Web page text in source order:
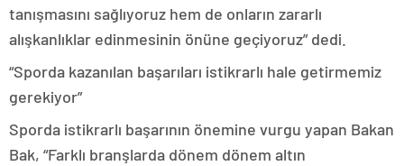
tanışmasını sağlıyoruz hem de onların zararlı
alışkanlıklar edinmesinin önüne geçiyoruz” dedi.
“Sporda kazanılan başarıları istikrarlı hale getirmemiz
gerekiyor”
Sporda istikrarlı başarının önemine vurgu yapan Bakan
Bak, “Farklı branşlarda dönem dönem altın